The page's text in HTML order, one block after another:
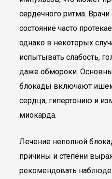
сердечного ритма.
состояние часто
однако в некоторых
испытывать слабость,
даже обмороки.
блокады включают
сердца, гипертонию и
миокарда.
Лечение неполной
причины и степени
рекомендовать